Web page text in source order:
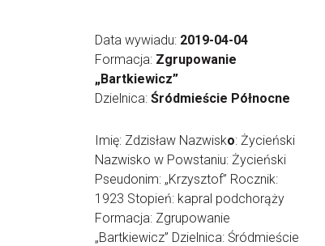
Data wywiadu: 2019-04-04
Formacja: Zgrupowanie
„Bartkiewicz”
Dzielnica: Śródmieście Północne
Imię: Zdzisław Nazwisko: Życieński
Nazwisko w Powstaniu: Życieński
Pseudonim: „Krzysztof” Rocznik:
1923 Stopień: kapral podchorąży
Formacja: Zgrupowanie
„Bartkiewicz” Dzielnica: Śródmieście